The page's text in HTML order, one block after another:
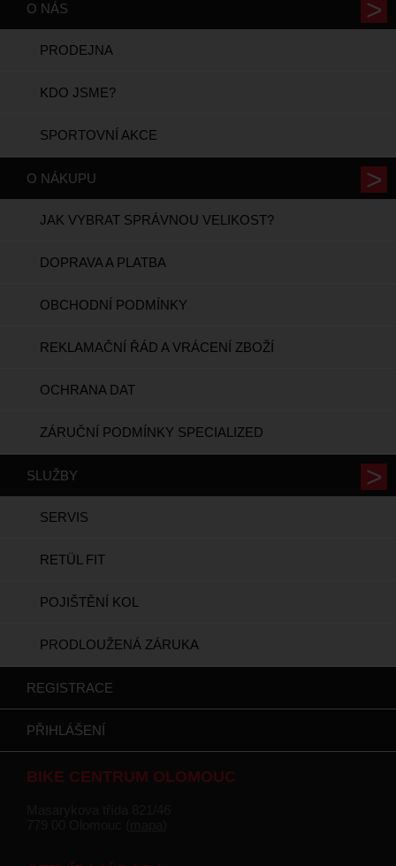
O NÁS
PRODEJNA
KDO JSME?
SPORTOVNÍ AKCE
O NÁKUPU
JAK VYBRAT SPRÁVNOU VELIKOST?
DOPRAVA A PLATBA
OBCHODNÍ PODMÍNKY
REKLAMAČNÍ ŘÁD A VRÁCENÍ ZBOŽÍ
OCHRANA DAT
ZÁRUČNÍ PODMÍNKY SPECIALIZED
SLUŽBY
SERVIS
RETÜL FIT
POJIŠTĚNÍ KOL
PRODLOUŽENÁ ZÁRUKA
REGISTRACE
PŘIHLÁŠENÍ
BIKE CENTRUM OLOMOUC